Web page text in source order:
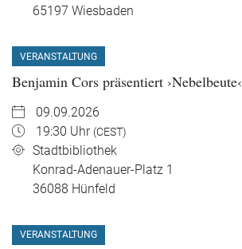
65197 Wiesbaden
VERANSTALTUNG
Benjamin Cors präsentiert ›Nebelbeute‹
09.09.2026
19:30 Uhr (CEST)
Stadtbibliothek
Konrad-Adenauer-Platz 1
36088 Hünfeld
VERANSTALTUNG